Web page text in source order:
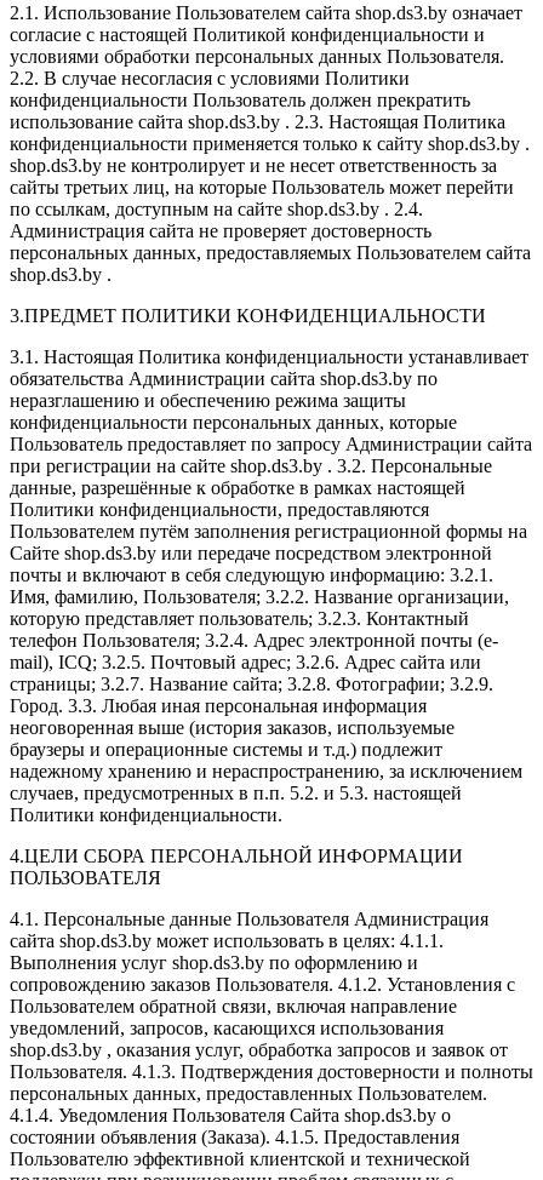
2.1. Использование Пользователем сайта shop.ds3.by означает
согласие с настоящей Политикой конфиденциальности и
условиями обработки персональных данных Пользователя.
2.2. В случае несогласия с условиями Политики
конфиденциальности Пользователь должен прекратить
использование сайта shop.ds3.by . 2.3. Настоящая Политика
конфиденциальности применяется только к сайту shop.ds3.by .
shop.ds3.by не контролирует и не несет ответственность за
сайты третьих лиц, на которые Пользователь может перейти
по ссылкам, доступным на сайте shop.ds3.by . 2.4.
Администрация сайта не проверяет достоверность
персональных данных, предоставляемых Пользователем сайта
shop.ds3.by .
3.ПРЕДМЕТ ПОЛИТИКИ КОНФИДЕНЦИАЛЬНОСТИ
3.1. Настоящая Политика конфиденциальности устанавливает
обязательства Администрации сайта shop.ds3.by по
неразглашению и обеспечению режима защиты
конфиденциальности персональных данных, которые
Пользователь предоставляет по запросу Администрации сайта
при регистрации на сайте shop.ds3.by . 3.2. Персональные
данные, разрешённые к обработке в рамках настоящей
Политики конфиденциальности, предоставляются
Пользователем путём заполнения регистрационной формы на
Сайте shop.ds3.by или передаче посредством электронной
почты и включают в себя следующую информацию: 3.2.1.
Имя, фамилию, Пользователя; 3.2.2. Название организации,
которую представляет пользователь; 3.2.3. Контактный
телефон Пользователя; 3.2.4. Адрес электронной почты (e-
mail), ICQ; 3.2.5. Почтовый адрес; 3.2.6. Адрес сайта или
страницы; 3.2.7. Название сайта; 3.2.8. Фотографии; 3.2.9.
Город. 3.3. Любая иная персональная информация
неоговоренная выше (история заказов, используемые
браузеры и операционные системы и т.д.) подлежит
надежному хранению и нераспространению, за исключением
случаев, предусмотренных в п.п. 5.2. и 5.3. настоящей
Политики конфиденциальности.
4.ЦЕЛИ СБОРА ПЕРСОНАЛЬНОЙ ИНФОРМАЦИИ
ПОЛЬЗОВАТЕЛЯ
4.1. Персональные данные Пользователя Администрация
сайта shop.ds3.by может использовать в целях: 4.1.1.
Выполнения услуг shop.ds3.by по оформлению и
сопровождению заказов Пользователя. 4.1.2. Установления с
Пользователем обратной связи, включая направление
уведомлений, запросов, касающихся использования
shop.ds3.by , оказания услуг, обработка запросов и заявок от
Пользователя. 4.1.3. Подтверждения достоверности и полноты
персональных данных, предоставленных Пользователем.
4.1.4. Уведомления Пользователя Сайта shop.ds3.by о
состоянии объявления (Заказа). 4.1.5. Предоставления
Пользователю эффективной клиентской и технической